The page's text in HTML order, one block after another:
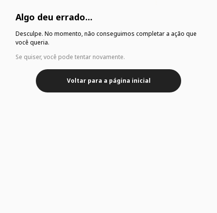
Algo deu errado...
Desculpe. No momento, não conseguimos completar a ação que
você queria.
Se quiser, você pode tentar novamente.
Voltar para a página inicial